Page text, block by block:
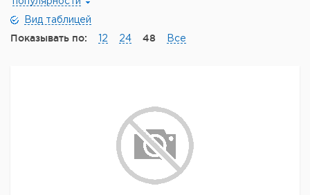
Вид таблицей
Показывать по: 12 24 48 Все